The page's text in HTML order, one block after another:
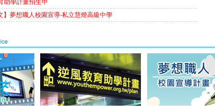
助學計畫招生中
】夢想職人校園宣導-私立慧燈高級中學